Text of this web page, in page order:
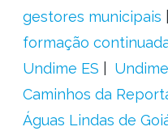
gestores municipais
formação
Undime ES
Caminhos da
Águas Lindas de